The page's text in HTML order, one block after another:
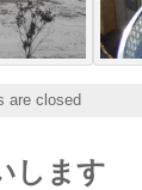
are closed
します